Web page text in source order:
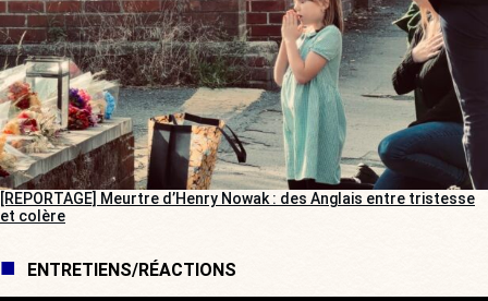
[REPORTAGE] Meurtre d’Henry Nowak : des Anglais entre tristesse
et colère
ENTRETIENS/RÉACTIONS